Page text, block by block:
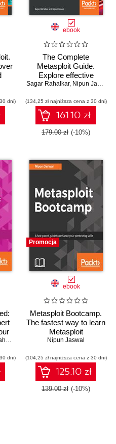
dni)
ebook
The Complete
Metasploit Guide.
Explore effective
penetration testing
Metasploit
Sagar Rahalkar, Nipun Jaswal
(134,25 zł najniższa cena z 30 dni)
161.10 zł
179.00 zł (-10%)
dni)
Promocja
ebook
Metasploit Bootcamp.
The fastest way to learn
Metasploit
Nipun Jaswal
(104,25 zł najniższa cena z 30 dni)
125.10 zł
139.00 zł (-10%)